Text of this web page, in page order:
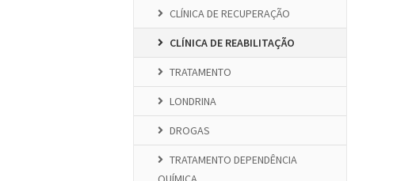
CLÍNICA DE RECUPERAÇÃO
CLÍNICA DE REABILITAÇÃO
TRATAMENTO
LONDRINA
DROGAS
TRATAMENTO DEPENDÊNCIA